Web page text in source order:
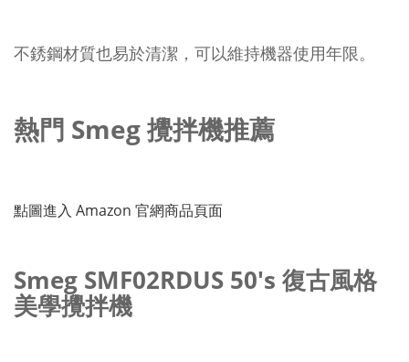
不銹鋼材質也易於清潔，可以維持機器使用年限。
熱門 Smeg 攪拌機推薦
點圖進入 Amazon 官網商品頁面
Smeg SMF02RDUS 50's 復古風格
美學攪拌機